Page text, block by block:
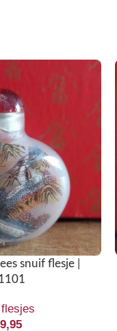
snuif flesje |